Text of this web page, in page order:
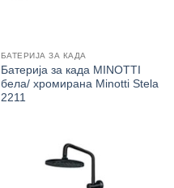
БАТЕРИЈА ЗА КАДА
Батерија за када MINOTTI
бела/ хромирана Minotti Stela
2211